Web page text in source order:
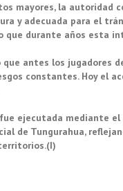
mayores, la autoridad
y adecuada para el
durante años esta
antes los jugadores
constantes. Hoy el
ejecutada mediante
de Tungurahua,